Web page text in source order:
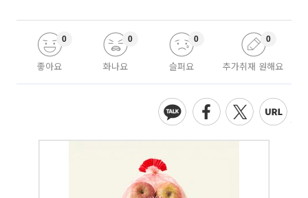
좋아요
0
화나요
0
슬퍼요
0
추가취재 원해요
0